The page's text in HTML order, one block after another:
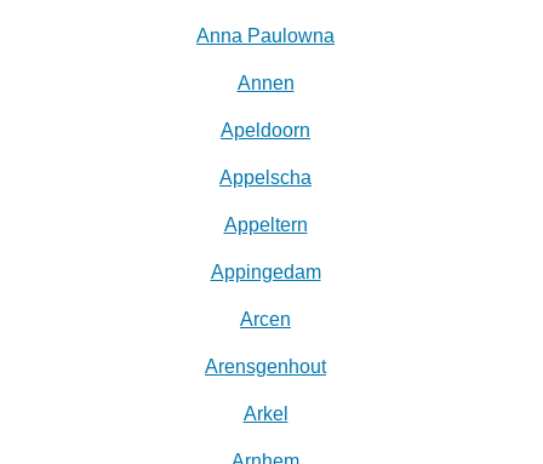
Anna Paulowna
Annen
Apeldoorn
Appelscha
Appeltern
Appingedam
Arcen
Arensgenhout
Arkel